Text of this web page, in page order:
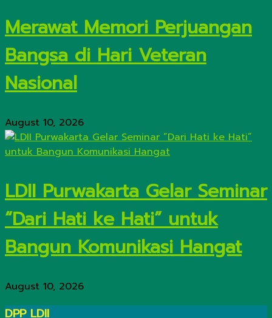
Merawat Memori Perjuangan
Bangsa di Hari Veteran
Nasional
August 10, 2026
LDII Purwakarta Gelar Seminar
“Dari Hati ke Hati” untuk
Bangun Komunikasi Hangat
August 10, 2026
DPP LDII